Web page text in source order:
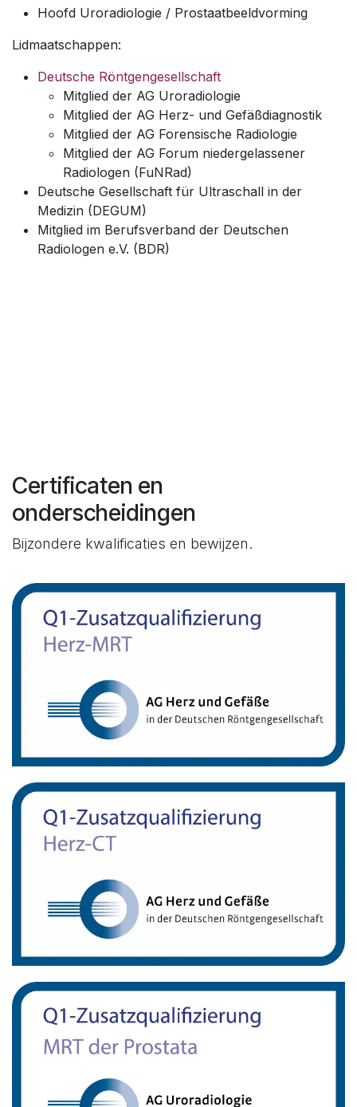
Hoofd Uroradiologie / Prostaatbeeldvorming
Lidmaatschappen:
Deutsche Röntgengesellschaft
Mitglied der AG Uroradiologie
Mitglied der AG Herz- und Gefäßdiagnostik
Mitglied der AG Forensische Radiologie
Mitglied der AG Forum niedergelassener
Radiologen (FuNRad)
Deutsche Gesellschaft für Ultraschall in der
Medizin (DEGUM)
Mitglied im Berufsverband der Deutschen
Radiologen e.V. (BDR)
Certificaten en
onderscheidingen
Bijzondere kwalificaties en bewijzen.